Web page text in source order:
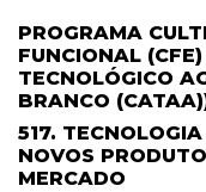
PROGRAMA
FUNCIONAL
TECNOLÓGICO
BRANCO
517.
NOVOS
MERCADO